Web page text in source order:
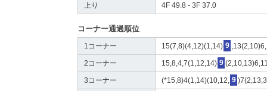
上り 4F 49.8 - 3F 37.0
コーナー通過順位
1コーナー 15(7,8)(4,12)(1,14) 9
2コーナー 15,8,4,7(1,12,14) 9
3コーナー (*15,8)4(1,14)(10,12, 9